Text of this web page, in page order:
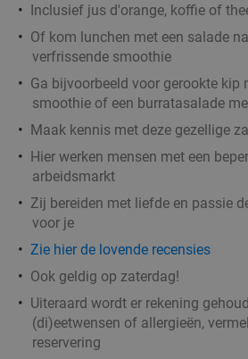
Inclusief jus d'orange, koffie of
Of kom lunchen met een salade
verfrissende smoothie
Ga bijvoorbeeld voor gerookte kip
smoothie of een burratasalade
Maak kennis met deze gezellige
Hier werken mensen met een
arbeidsmarkt
Zij bereiden met liefde en passie
voor je
Zie hier de lovende recensies
Ook geldig op zaterdag!
Uiteraard wordt er rekening
(di)eetwensen of allergieën,
reservering